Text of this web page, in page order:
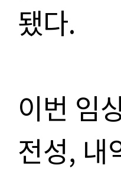
됐다.
이번 임
전성, 내